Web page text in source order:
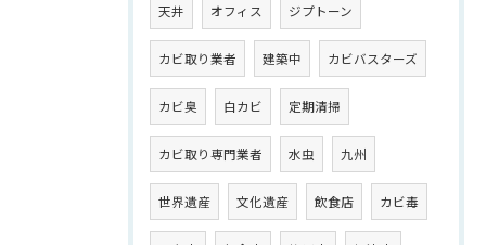
天井 オフィス ジプトーン
カビ取り業者 建築中 カビバスターズ
カビ臭 白カビ 定期清掃
カビ取り専門業者 水虫 九州
世界遺産 文化遺産 飲食店 カビ毒